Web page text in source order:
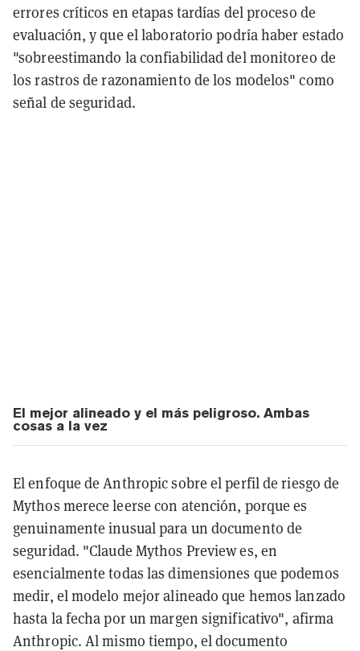
errores críticos en etapas tardías del proceso de
evaluación, y que el laboratorio podría haber estado
"sobreestimando la confiabilidad del monitoreo de
los rastros de razonamiento de los modelos" como
señal de seguridad.
El mejor alineado y el más peligroso. Ambas
cosas a la vez
El enfoque de Anthropic sobre el perfil de riesgo de
Mythos merece leerse con atención, porque es
genuinamente inusual para un documento de
seguridad. "Claude Mythos Preview es, en
esencialmente todas las dimensiones que podemos
medir, el modelo mejor alineado que hemos lanzado
hasta la fecha por un margen significativo", afirma
Anthropic. Al mismo tiempo, el documento